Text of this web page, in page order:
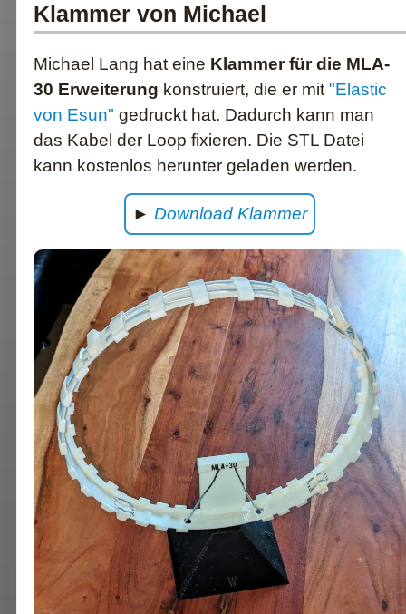
Klammer von Michael
Michael Lang hat eine Klammer für die MLA-
30 Erweiterung konstruiert, die er mit"Elastic
von Esun" gedruckt hat. Dadurch kann man
das Kabel der Loop fixieren. Die STL Datei
kann kostenlos herunter geladen werden.
► Download Klammer